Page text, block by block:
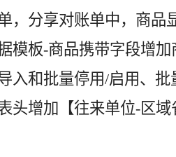
，分享对账单中，商品
模板-商品携带字段增
入和批量停用/启用、批
头增加【往来单位-区域